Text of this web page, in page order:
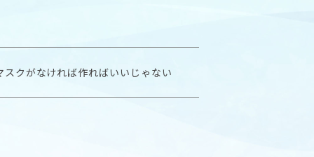
スクがなければ作ればいいじゃない